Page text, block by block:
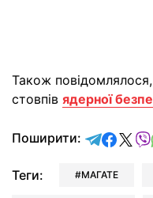
Також
стовпів ядерної
Поширити:
Теги: МАГАТЕ